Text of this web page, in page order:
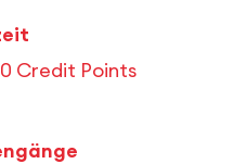
Credit Points